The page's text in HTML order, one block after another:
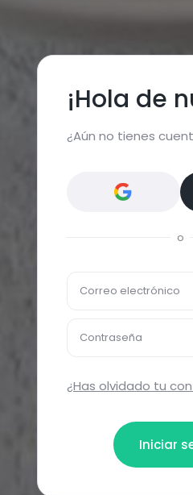
¡Hola de
¿Aún no tienes
o
Correo electrónico
Contraseña
¿Has olvidado tu
Iniciar